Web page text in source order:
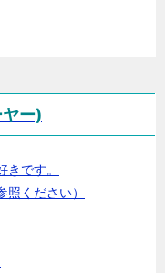
ー)
です。
ください）